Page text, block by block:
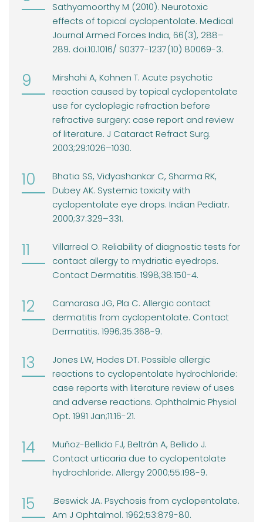
Sathyamoorthy M (2010). Neurotoxic
effects of topical cyclopentolate. Medical
Journal Armed Forces India, 66(3), 288–
289. doi:10.1016/ S0377-1237(10) 80069-3.
Mirshahi A, Kohnen T. Acute psychotic
reaction caused by topical cyclopentolate
use for cycloplegic refraction before
refractive surgery: case report and review
of literature. J Cataract Refract Surg.
2003;29:1026–1030.
Bhatia SS, Vidyashankar C, Sharma RK,
Dubey AK. Systemic toxicity with
cyclopentolate eye drops. Indian Pediatr.
2000;37:329–331.
Villarreal O. Reliability of diagnostic tests for
contact allergy to mydriatic eyedrops.
Contact Dermatitis. 1998;38:150-4.
Camarasa JG, Pla C. Allergic contact
dermatitis from cyclopentolate. Contact
Dermatitis. 1996;35:368-9.
Jones LW, Hodes DT. Possible allergic
reactions to cyclopentolate hydrochloride:
case reports with literature review of uses
and adverse reactions. Ophthalmic Physiol
Opt. 1991 Jan;11:16-21.
Muñoz-Bellido FJ, Beltrán A, Bellido J.
Contact urticaria due to cyclopentolate
hydrochloride. Allergy 2000;55:198-9.
.Beswick JA. Psychosis from cyclopentolate.
Am J Ophtalmol. 1962;53:879-80.